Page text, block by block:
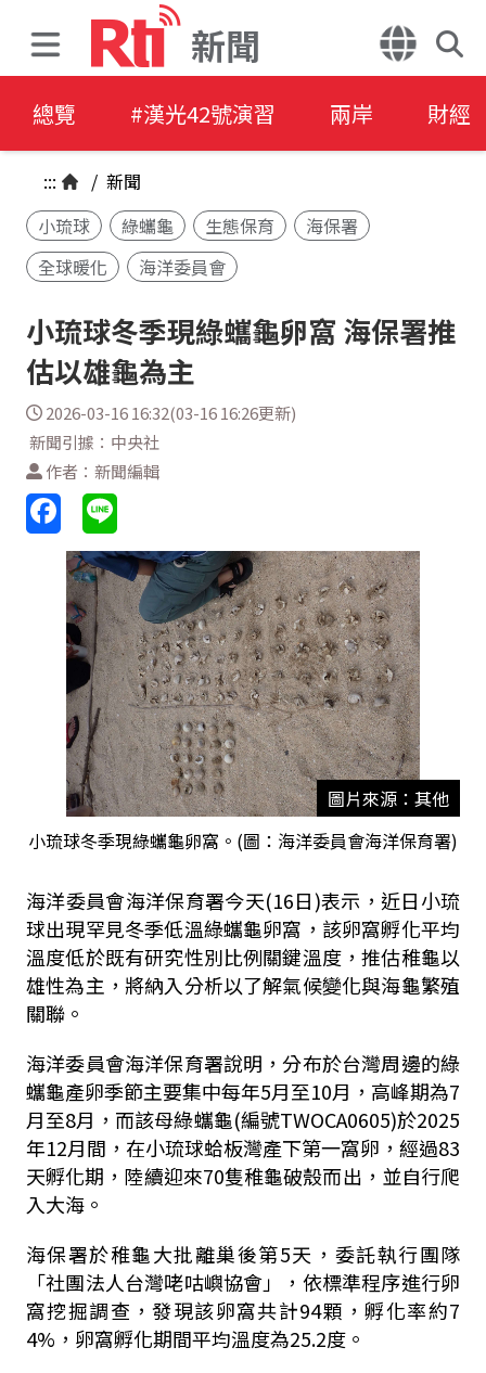
新聞
總覽 #漢光42號演習 兩岸 財經
::: / 新聞
小琉球
綠蠵龜 生態保育
海保署
全球暖化
海洋委員會
小琉球冬季現綠蠵龜卵窩 海保署推
估以雄龜為主
2026-03-16 16:32(03-16 16:26更新)
新聞引據：中央社
作者：新聞編輯
圖片來源：其他
小琉球冬季現綠蠵龜卵窩。(圖：海洋委員會海洋保育署)
海洋委員會海洋保育署今天(16日)表示，近日小琉
球出現罕見冬季低溫綠蠵龜卵窩，該卵窩孵化平均
溫度低於既有研究性別比例關鍵溫度，推估稚龜以
雄性為主，將納入分析以了解氣候變化與海龜繁殖
關聯。
海洋委員會海洋保育署說明，分布於台灣周邊的綠
蠵龜產卵季節主要集中每年5月至10月，高峰期為7
月至8月，而該母綠蠵龜(編號TWOCA0605)於2025
年12月間，在小琉球蛤板灣產下第一窩卵，經過83
天孵化期，陸續迎來70隻稚龜破殼而出，並自行爬
入大海。
海保署於稚龜大批離巢後第5天，委託執行團隊
「社團法人台灣咾咕嶼協會」，依標準程序進行卵
窩挖掘調查，發現該卵窩共計94顆，孵化率約7
4%，卵窩孵化期間平均溫度為25.2度。